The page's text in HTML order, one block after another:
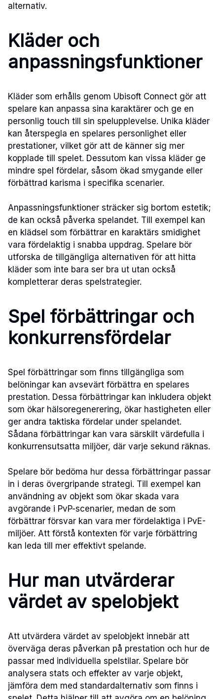
alternativ.
Kläder och
anpassningsfunktioner
Kläder som erhålls genom Ubisoft Connect gör att
spelare kan anpassa sina karaktärer och ge en
personlig touch till sin spelupplevelse. Unika kläder
kan återspegla en spelares personlighet eller
prestationer, vilket gör att de känner sig mer
kopplade till spelet. Dessutom kan vissa kläder ge
mindre spel fördelar, såsom ökad smygande eller
förbättrad karisma i specifika scenarier.
Anpassningsfunktioner sträcker sig bortom estetik;
de kan också påverka spelandet. Till exempel kan
en klädsel som förbättrar en karaktärs smidighet
vara fördelaktig i snabba uppdrag. Spelare bör
utforska de tillgängliga alternativen för att hitta
kläder som inte bara ser bra ut utan också
kompletterar deras spelstrategier.
Spel förbättringar och
konkurrensfördelar
Spel förbättringar som finns tillgängliga som
belöningar kan avsevärt förbättra en spelares
prestation. Dessa förbättringar kan inkludera objekt
som ökar hälsoregenerering, ökar hastigheten eller
ger andra taktiska fördelar under spelandet.
Sådana förbättringar kan vara särskilt värdefulla i
konkurrensutsatta miljöer, där varje sekund räknas.
Spelare bör bedöma hur dessa förbättringar passar
in i deras övergripande strategi. Till exempel kan
användning av objekt som ökar skada vara
avgörande i PvP-scenarier, medan de som
förbättrar försvar kan vara mer fördelaktiga i PvE-
miljöer. Att förstå kontexten för varje förbättring
kan leda till mer effektivt spelande.
Hur man utvärderar
värdet av spelobjekt
Att utvärdera värdet av spelobjekt innebär att
överväga deras påverkan på prestation och hur de
passar med individuella spelstilar. Spelare bör
analysera stats och effekter av varje objekt,
jämföra dem med standardalternativ som finns i